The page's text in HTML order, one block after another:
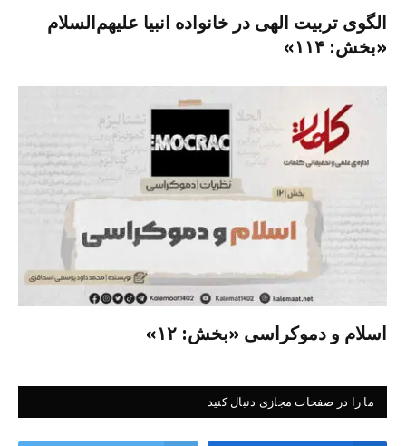
الگوی تربیت الهی در خانواده انبیا‌‌ علیهم‌السلام
«بخش: ۱۱۴»
اسلام و دموکراسی «بخش: ۱۲»
ما را در صفحات مجازی دنبال کنید